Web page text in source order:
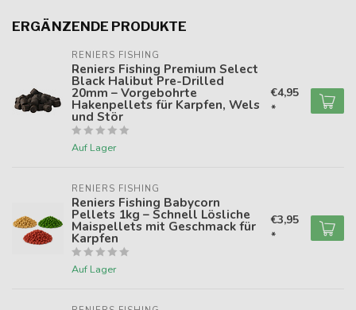
ERGÄNZENDE PRODUKTE
RENIERS FISHING
Reniers Fishing Premium Select
Black Halibut Pre-Drilled
20mm – Vorgebohrte
Hakenpellets für Karpfen, Wels
und Stör
Auf Lager
€4,95
*
RENIERS FISHING
Reniers Fishing Babycorn
Pellets 1kg – Schnell Lösliche
Maispellets mit Geschmack für
Karpfen
Auf Lager
€3,95
*